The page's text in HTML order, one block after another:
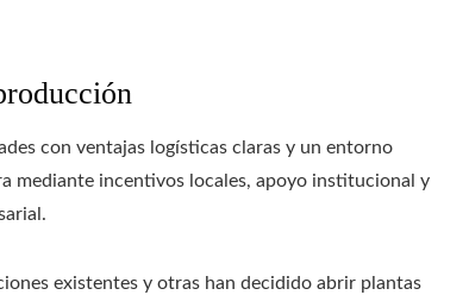
con ventajas logísticas claras y un entorno
mediante incentivos locales, apoyo institucional y
existentes y otras han decidido abrir plantas